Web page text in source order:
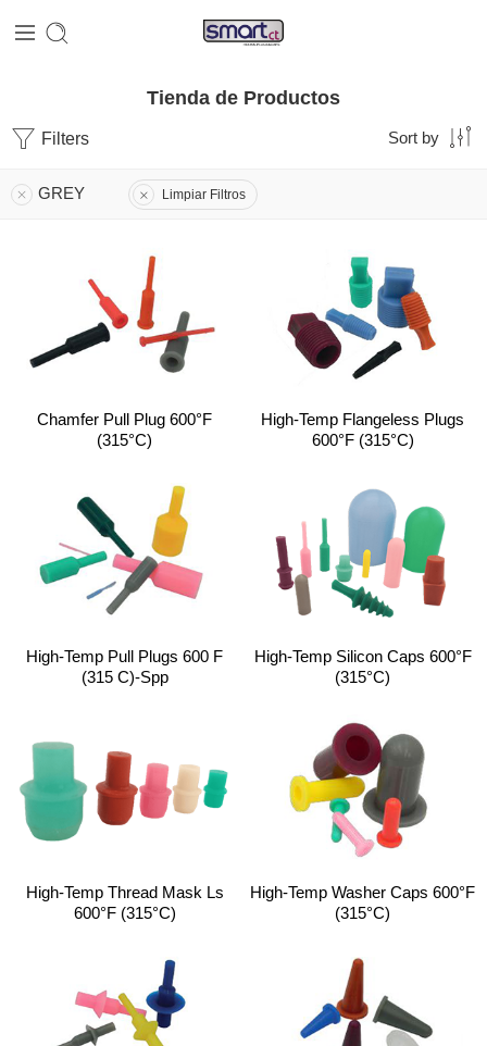
Tienda de Productos
Filters Sort by
GREY Limpiar Filtros
Chamfer Pull Plug 600°F
(315°C)
High-Temp Flangeless Plugs
600°F (315°C)
High-Temp Pull Plugs 600 F
(315 C)-Spp
High-Temp Silicon Caps 600°F
(315°C)
High-Temp Thread Mask Ls
600°F (315°C)
High-Temp Washer Caps 600°F
(315°C)